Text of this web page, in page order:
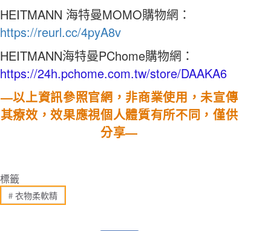
HEITMANN 海特曼MOMO購物網：
https://reurl.cc/4pyA8v
HEITMANN海特曼PChome購物網：
https://24h.pchome.com.tw/store/DAAKA6
—以上資訊參照官網，非商業使用，未宣傳
其療效，效果應視個人體質有所不同，僅供
分享—
標籤
#衣物柔軟精